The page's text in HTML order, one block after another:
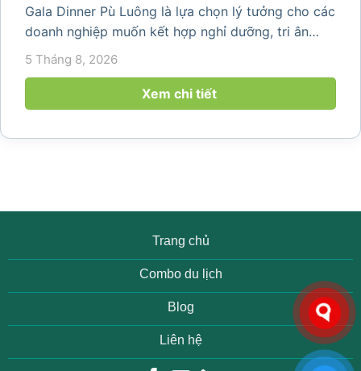
Gala Dinner Pù Luông là lựa chọn lý tưởng cho các
doanh nghiệp muốn kết hợp nghỉ dưỡng, tri ân
nhân viên và xây dựng tinh thần đồng đội trong
không gian thiên nhiên yên bình. Với khung cảnh
núi rừng hùng vĩ, không khí...
5 Tháng 8, 2026
Xem chi tiết
Trang chủ
Combo du lịch
Blog
Liên hệ